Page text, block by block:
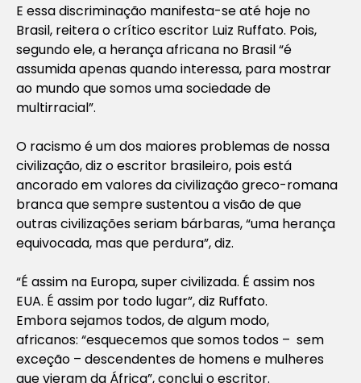
E essa discriminação manifesta-se até hoje no
Brasil, reitera o crítico escritor Luiz Ruffato. Pois,
segundo ele, a herança africana no Brasil “é
assumida apenas quando interessa, para mostrar
ao mundo que somos uma sociedade de
multirracial”.
O racismo é um dos maiores problemas de nossa
civilização, diz o escritor brasileiro, pois está
ancorado em valores da civilização greco-romana
branca que sempre sustentou a visão de que
outras civilizações seriam bárbaras, “uma herança
equivocada, mas que perdura”, diz.
“É assim na Europa, super civilizada. É assim nos
EUA. É assim por todo lugar”, diz Ruffato.
Embora sejamos todos, de algum modo,
africanos: “esquecemos que somos todos – sem
exceção – descendentes de homens e mulheres
que vieram da África”, conclui o escritor.